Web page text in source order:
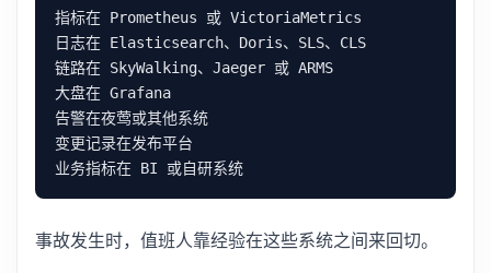
事故发生时，值班人靠经验在这些系统之间来回切。